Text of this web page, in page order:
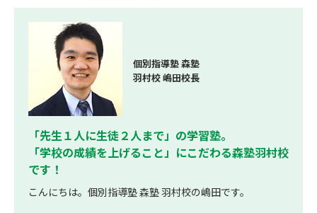
個別指導塾 森塾
羽村校 嶋田校長
「先生１人に生徒２人まで」の学習塾。
「学校の成績を上げること」にこだわる森塾羽村校
です！
こんにちは。個別指導塾 森塾 羽村校の嶋田です。